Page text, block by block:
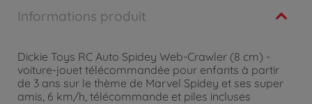
Informations produit
Dickie Toys RC Auto Spidey Web-Crawler (8 cm) -
voiture-jouet télécommandée pour enfants à partir
de 3 ans sur le thème de Marvel Spidey et ses super
amis, 6 km/h, télécommande et piles incluses